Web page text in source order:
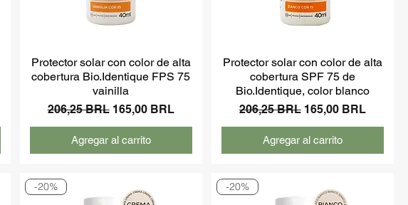
Protector solar con color de alta
cobertura Bio.Identique FPS 75
vainilla
Precio
206,25 BRL Precio de oferta
165,00 BRL
Agregar al carrito
Protector solar con color de alta
cobertura SPF 75 de
Bio.Identique, color blanco
Precio
206,25 BRL Precio de oferta
165,00 BRL
Agregar al carrito
-20% -20%